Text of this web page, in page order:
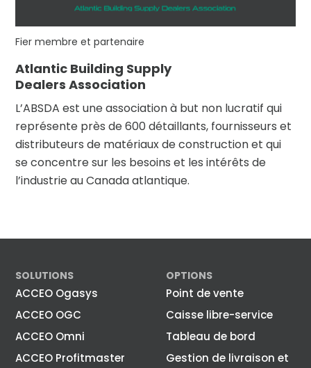
Fier membre et partenaire
Atlantic Building Supply
Dealers Association
L’ABSDA est une association à but non lucratif qui
représente près de 600 détaillants, fournisseurs et
distributeurs de matériaux de construction et qui
se concentre sur les besoins et les intérêts de
l’industrie au Canada atlantique.
SOLUTIONS
ACCEO Ogasys
ACCEO OGC
ACCEO Omni
ACCEO Profitmaster
OPTIONS
Point de vente
Caisse libre-service
Tableau de bord
Gestion de livraison et